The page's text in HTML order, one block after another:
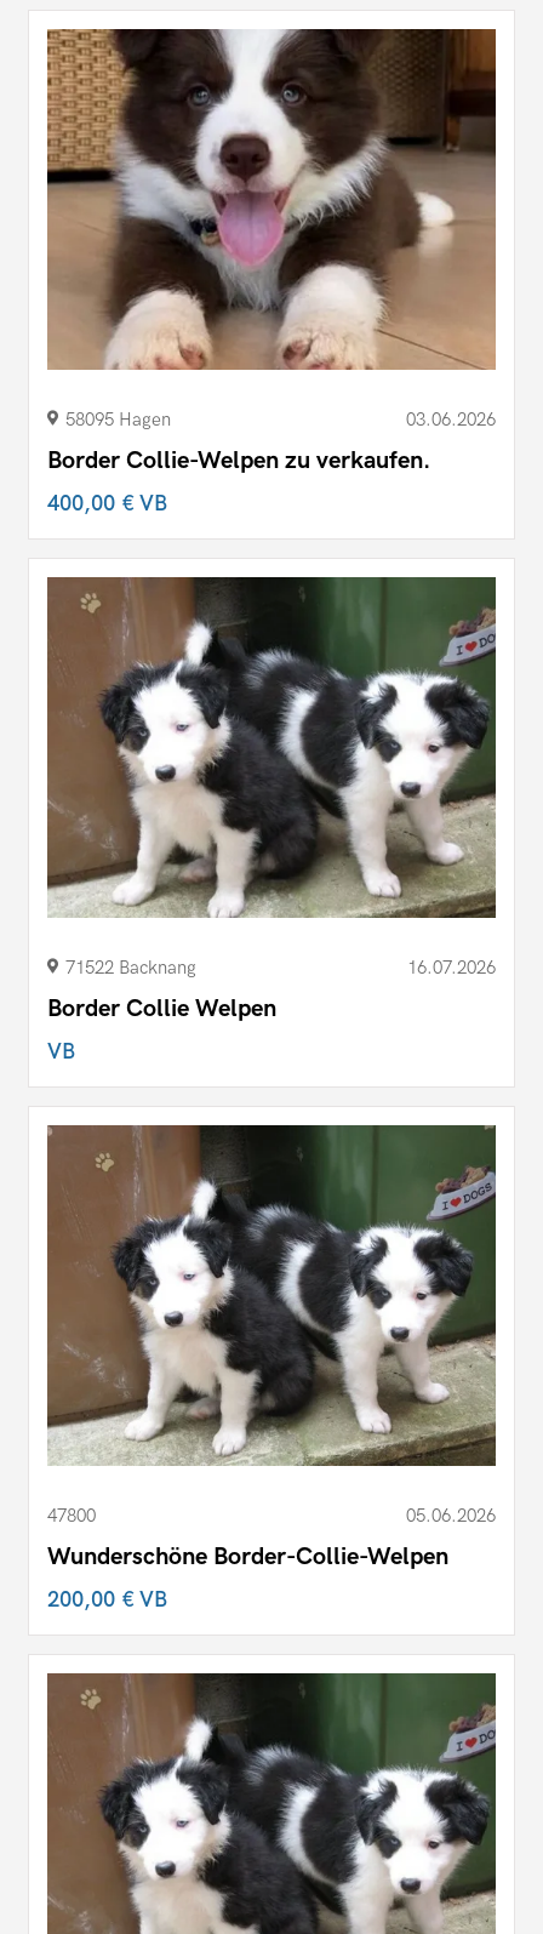
58095 Hagen 03.06.2026
Border Collie-Welpen zu verkaufen.
400,00 €VB
71522 Backnang 16.07.2026
Border Collie Welpen
VB
47800 05.06.2026
Wunderschöne Border-Collie-Welpen
200,00 €VB